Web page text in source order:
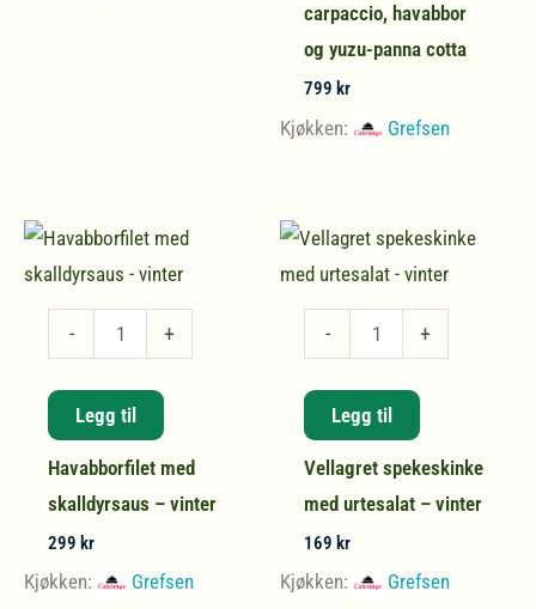
og
yuzu-
panna
cotta
carpaccio, havabbor
og yuzu-panna cotta
799 kr
Kjøkken: Grefsen
-
Havabborfilet
med
skalldyrsaus
-
vinter
antall
+
Legg til
Havabborfilet med
skalldyrsaus – vinter
299 kr
Kjøkken: Grefsen
-
Vellagret
spekeskinke
med
urtesalat
-
vinter
antall
+
Legg til
Vellagret spekeskinke
med urtesalat – vinter
169 kr
Kjøkken: Grefsen